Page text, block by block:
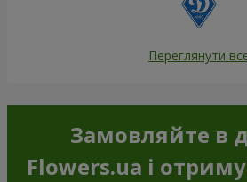
Переглянути
Замовляйте в
Flowers.ua і